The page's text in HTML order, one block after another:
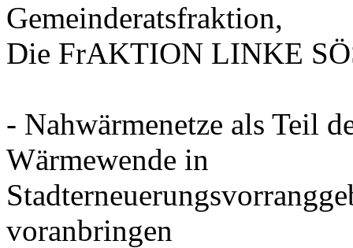
Gemeinderatsfraktion,
Die FrAKTION LINKE
- Nahwärmenetze als Teil
Wärmewende in
voranbringen